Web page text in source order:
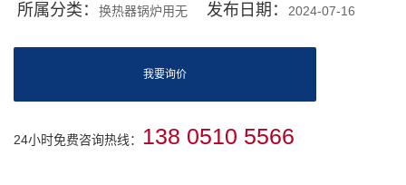
所属分类：换热器锅炉用无 发布日期：2024-07-16
我要询价
24小时免费咨询热线： 138 0510 5566